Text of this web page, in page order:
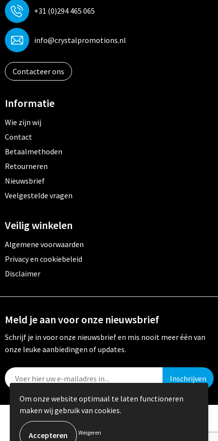
+31 (0)294 465 065
info@crystalpromotions.nl
Contacteer ons
Informatie
Wie zijn wij
Contact
Betaalmethoden
Retourneren
Nieuwsbrief
Veelgestelde vragen
Veilig winkelen
Algemene voorwaarden
Privacy en cookiebeleid
Disclaimer
Meld je aan voor onze nieuwsbrief
Schrijf je in voor onze nieuwsbrief en mis nooit meer één van
onze leuke aanbiedingen of updates.
© Copyright Crystal Promotions 2024
Om onze website optimaal te laten functioneren
maken wij gebruik van cookies.
Weigeren